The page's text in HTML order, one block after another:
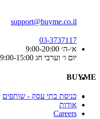
support@buyme.co.il
03-3737117
א׳-ה׳ 9:00-20:00
יום ו׳ וערבי חג 9:00-15:00
BUYME
כניסת בתי עסק - שותפים
אודות
Careers